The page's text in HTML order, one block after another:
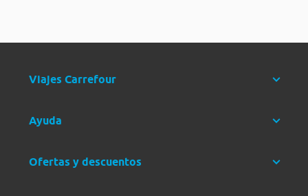
Viajes Carrefour
Ayuda
Ofertas y descuentos